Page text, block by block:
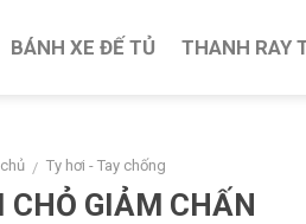
BÁNH XE ĐẾ TỦ THANH RAY
/ Ty hơi - Tay chống
CHỎ GIẢM CHẤN